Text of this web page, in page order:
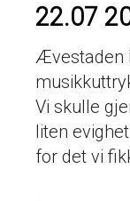
22.07
Ævestaden
Vi skulle
liten
for det vi